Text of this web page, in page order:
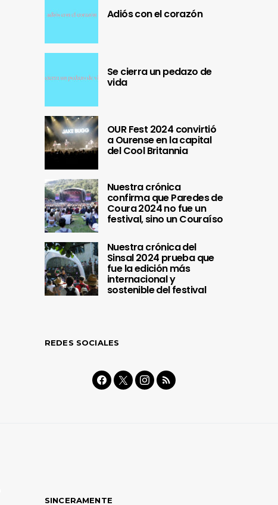
Adiós con el corazón
Se cierra un pedazo de
vida
OUR Fest 2024 convirtió
a Ourense en la capital
del Cool Britannia
Nuestra crónica
confirma que Paredes de
Coura 2024 no fue un
festival, sino un Couraíso
Nuestra crónica del
Sinsal 2024 prueba que
fue la edición más
internacional y
sostenible del festival
REDES SOCIALES
SINCERAMENTE